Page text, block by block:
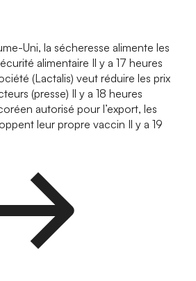
Uni, la sécheresse alimente les
alimentaire Il y a 17 heures
(Lactalis) veut réduire les prix
(presse) Il y a 18 heures
autorisé pour l’export, les
leur propre vaccin Il y a 19